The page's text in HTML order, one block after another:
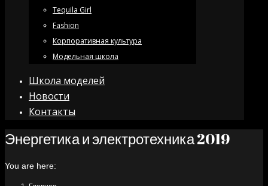
Tequila Girl
Fashion
Корпоративная культура
Модельная школа
Школа моделей
Новости
Контакты
Энергетика и электротехника 2019
You are here: